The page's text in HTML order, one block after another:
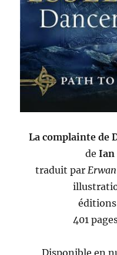
La complainte de
de Ian
traduit par Erwan
éditions
401